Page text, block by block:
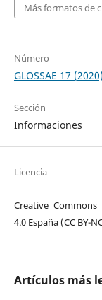
Más formatos de
Número
GLOSSAE 17 (2020)
Sección
Informaciones
Licencia
Creative Commons
4.0 España (CC BY-
Artículos más